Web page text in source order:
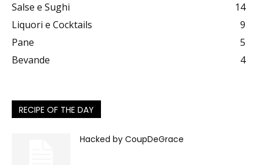
Salse e Sughi
14
Liquori e Cocktails
9
Pane
5
Bevande
4
RECIPE OF THE DAY
Hacked by CoupDeGrace